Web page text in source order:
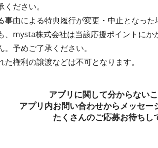
ださい。
事由による特典履行が変更・中止となっ
、mysta株式会社は当該応援ポイントに
予めご了承ください。
権利の譲渡などは不可となります。
アプリに関して分からないこ
アプリ内お問い合わせからメッセー
たくさんのご応募お待ちし